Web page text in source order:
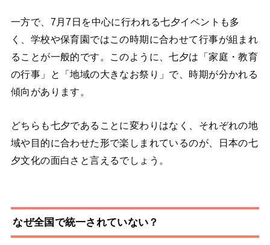
一方で、7月7日を中心に行われる七夕イベントも多
く、学校や保育園ではこの時期に合わせて行事が組まれ
ることが一般的です。このように、七夕は「家庭・教育
の行事」と「地域の大きなお祭り」で、時期が分かれる
傾向があります。
どちらも七夕であることに変わりはなく、それぞれの地
域や目的に合わせた形で楽しまれているのが、日本の七
夕文化の面白さと言えるでしょう。
なぜ全国で統一されていない？